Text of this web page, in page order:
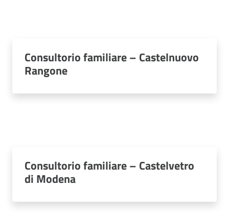
Consultorio familiare – Castelnuovo
Rangone
Consultorio familiare – Castelvetro
di Modena